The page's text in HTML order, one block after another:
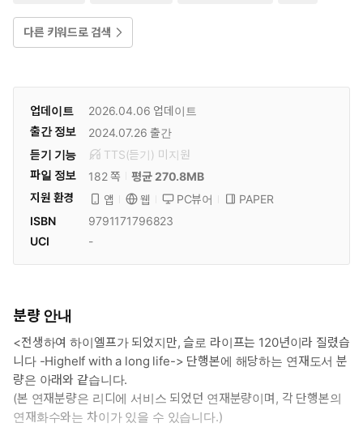
다른 키워드로 검색
업데이트 2026.04.06 업데이트
출간 정보
2024.07.26 출간
듣기 기능
TTS(듣기) 미 지원
파일 정보
182 쪽
평균 270.8MB
지원 환경
앱 웹 PC뷰어
PAPER
ISBN
9791171796823
UCI
-
분량 안내
<전생하여 하이엘프가 되었지만, 슬로 라이프는 120년이라 질렸습
니다 -Highelf with a long life-> 단행본에 해당하는 연재도서 분
량은 아래와 같습니다.
(본 연재분량은 리디에 서비스 되었던 연재분량이며, 각 단행본의
연재화수와는 차이가 있을 수 있습니다.)